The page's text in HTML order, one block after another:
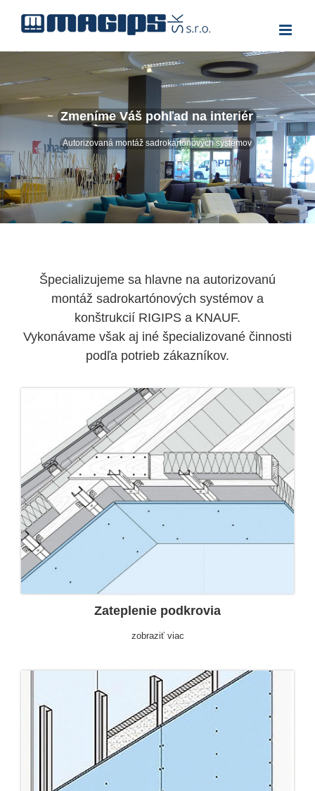
content
Zmeníme Váš pohľad na interiér
Autorizovaná montáž sadrokartónových systémov
Špecializujeme sa hlavne na autorizovanú
montáž sadrokartónových systémov a
konštrukcií RIGIPS a KNAUF.
Vykonávame však aj iné špecializované činnosti
podľa potrieb zákazníkov.
Zateplenie podkrovia
zobraziť viac